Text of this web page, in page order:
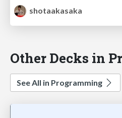
shotaakasaka
Other Decks in
See All in Programming